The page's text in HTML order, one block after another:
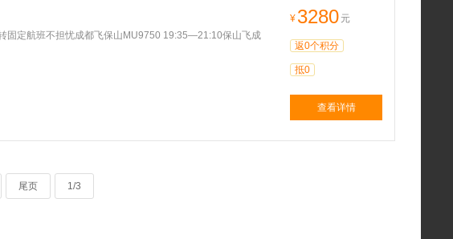
固定航班不担忧成都飞保山MU9750 19:35—21:10保山飞成
¥ 3280 元
返0个积分
抵0
查看详情
尾页 1/3